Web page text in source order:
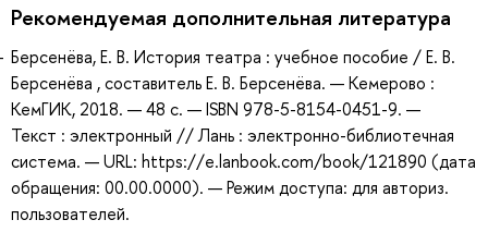
Рекомендуемая дополнительная литература
Берсенёва, Е. В. История театра : учебное пособие / Е. В.
Берсенёва , составитель Е. В. Берсенёва. — Кемерово :
КемГИК, 2018. — 48 с. — ISBN 978-5-8154-0451-9. —
Текст : электронный // Лань : электронно-библиотечная
система. — URL: https://e.lanbook.com/book/121890 (дата
обращения: 00.00.0000). — Режим доступа: для авториз.
пользователей.